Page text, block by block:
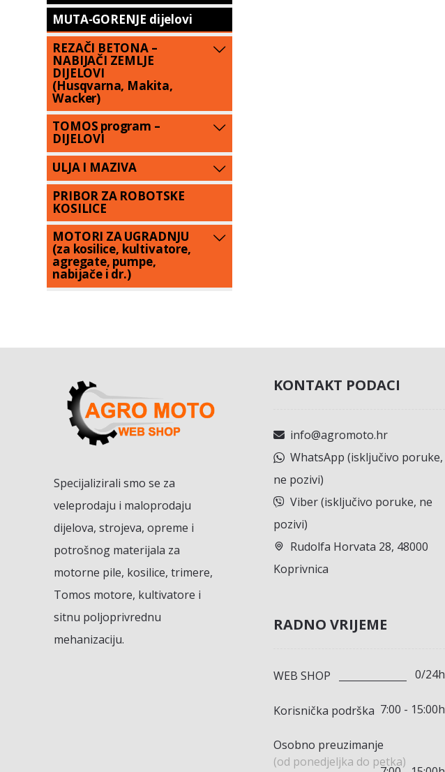
MUTA-GORENJE dijelovi
REZAČI BETONA –
NABIJAČI ZEMLJE
DIJELOVI
(Husqvarna, Makita,
Wacker)
TOMOS program –
DIJELOVI
ULJA I MAZIVA
PRIBOR ZA ROBOTSKE
KOSILICE
MOTORI ZA UGRADNJU
(za kosilice, kultivatore,
agregate, pumpe,
nabijače i dr.)
Specijalizirali smo se za
veleprodaju i maloprodaju
dijelova, strojeva, opreme i
potrošnog materijala za
motorne pile, kosilice, trimere,
Tomos motore, kultivatore i
sitnu poljoprivrednu
mehanizaciju.
KONTAKT PODACI
info@agromoto.hr
WhatsApp (isključivo poruke,
ne pozivi)
Viber (isključivo poruke, ne
pozivi)
Rudolfa Horvata 28, 48000
Koprivnica
RADNO VRIJEME
WEB SHOP 0/24h
Korisnička podrška 7:00 - 15:00h
Osobno preuzimanje
(od ponedjeljka do petka)